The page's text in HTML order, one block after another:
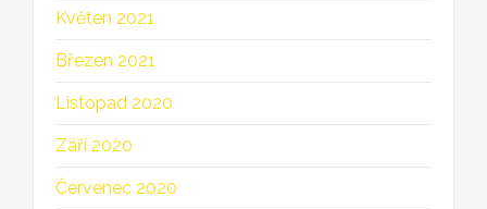
Květen 2021
Březen 2021
Listopad 2020
Září 2020
Červenec 2020